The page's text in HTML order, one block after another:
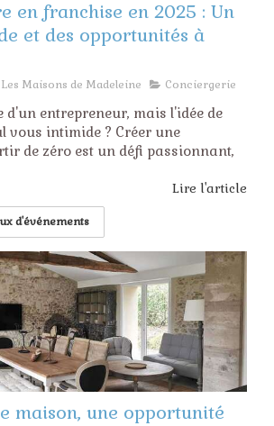
en franchise en 2025 : Un
et des opportunités à
Les Maisons de Madeleine Conciergerie
d'un entrepreneur, mais l'idée de
vous intimide ? Créer une
de zéro est un défi passionnant,
Lire l'article
d'événements
maison, une opportunité